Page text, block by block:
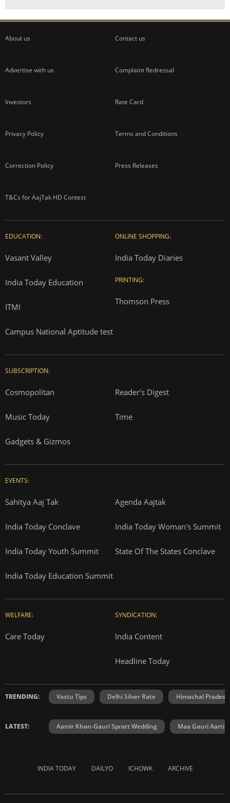
About us Contact us
Advertise with us Complaint Redressal
Investors Rate Card
Privacy Policy Terms and Conditions
Correction Policy Press Releases
T&Cs for AajTak HD Contest
EDUCATION:
Vasant Valley
India Today Education
ITMI
Campus National Aptitude test
ONLINE SHOPPING:
India Today Diaries
PRINTING:
Thomson Press
SUBSCRIPTION:
Cosmopolitan Reader's Digest
Music Today Time
Gadgets & Gizmos
EVENTS:
Sahitya Aaj Tak Agenda Aajtak
India Today Conclave India Today Woman's Summit
India Today Youth Summit State Of The States Conclave
India Today Education Summit
WELFARE:
Care Today
SYNDICATION:
India Content
Headline Today
TRENDING: Vastu Tips Delhi Silver Rate Himachal
LATEST: Aamir Khan-Gauri Spratt Wedding Maa Gauri Aarti
INDIA TODAY DAILYO ICHOWK ARCHIVE